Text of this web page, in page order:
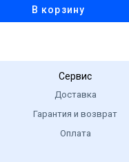
В корзину
Сервис
Доставка
Гарантия и возврат
Оплата